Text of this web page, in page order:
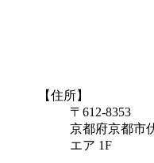
【住所】
〒612-8353
京都府京都市
エア 1F